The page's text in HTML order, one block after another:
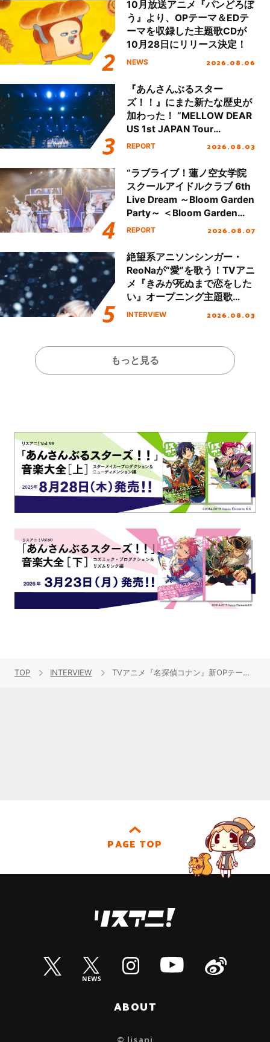
10月放送アニメ『パンどろぼ
う』より、OPテーマ＆EDテ
ーマを収録した主題歌CDが
10月28日にリリース決定！
NEWS 2026.08.06
『あんさんぶるスター
ズ！！』にまた新たな歴史が
加わった！ “MELLOW DEAR
US 1st JAPAN Tour
Final「NICE to meet YOU
ート!!
REPORT 2026.08.03
“ラブライブ！蓮ノ空女学院
スクールアイドルクラブ 6th
Live Dream ～Bloom Garden
Party～ ＜Bloom Garden
Party Stage／埼玉公演＞”
REPORT 2026.08.07
絶望系アニソンシンガー・
ReoNaが“愛”を歌う！TVアニ
メ『きみが死ぬまで恋をした
い』オープニング主題歌
「Amore」インタビュー
INTERVIEW 2026.08.03
もっと見る
TOP INTERVIEW TVアニメ『名探偵コナン』新OPテーマ「カウントダウン」をリリース！NormCoreインタビュー
PAGE TOP
ABOUT
© lisani